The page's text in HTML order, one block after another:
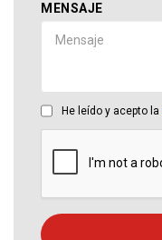
MENSAJE
He leído y acepto la